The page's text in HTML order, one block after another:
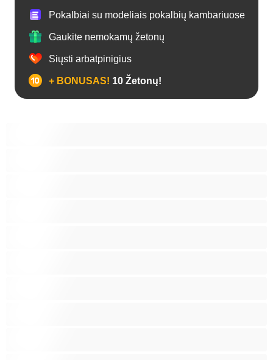
Pokalbiai su modeliais pokalbių kambariuose
Gaukite nemokamų žetonų
Siųsti arbatpinigius
+ BONUSAS! 10 Žetonų!